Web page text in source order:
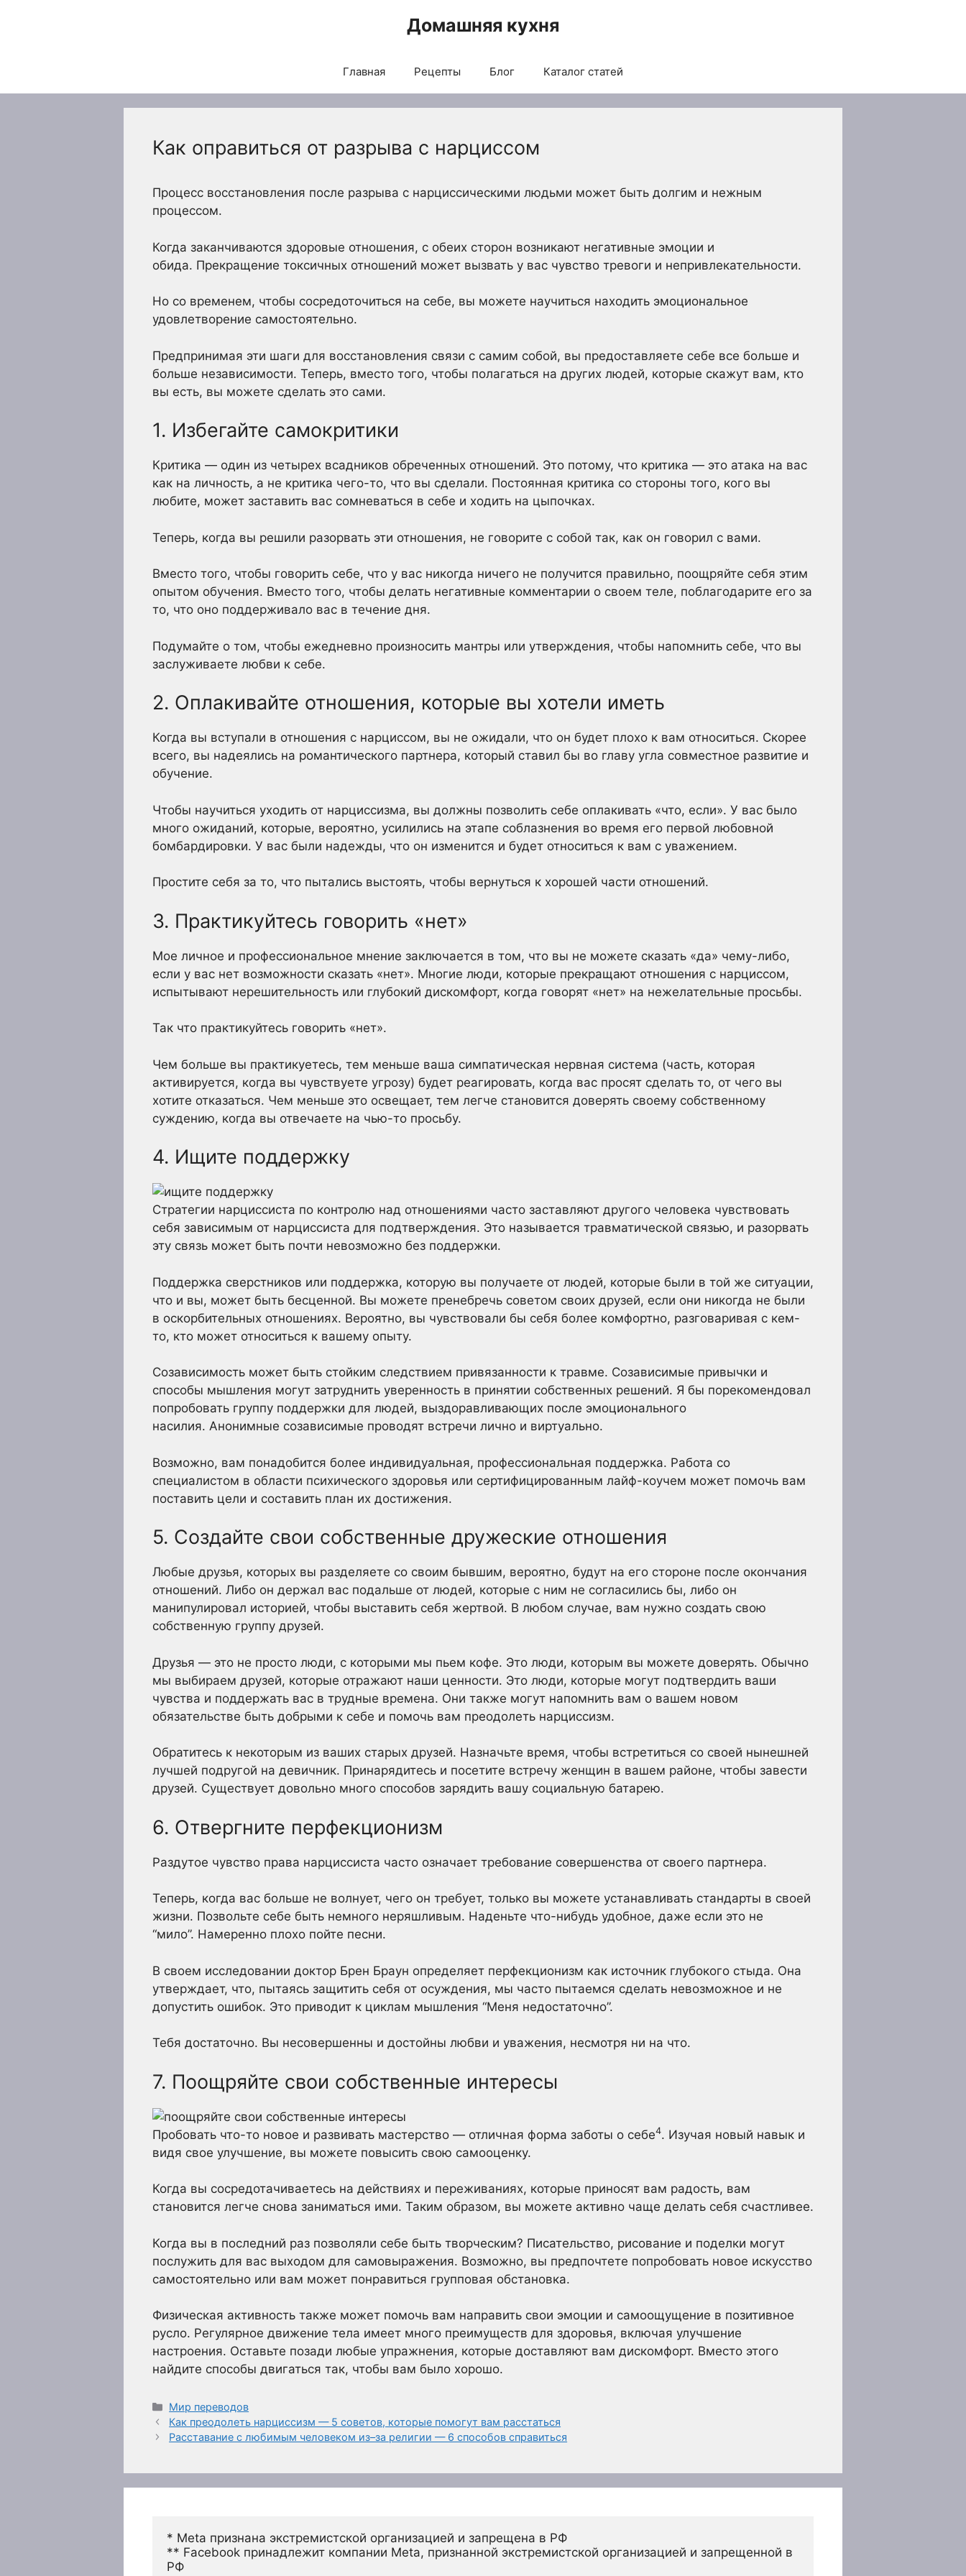
Домашняя кухня
Главная Рецепты Блог Каталог статей
Как оправиться от разрыва с нарциссом
Процесс восстановления после разрыва с нарциссическими людьми может быть долгим и нежным
процессом.
Когда заканчиваются здоровые отношения, с обеих сторон возникают негативные эмоции и
обида. Прекращение токсичных отношений может вызвать у вас чувство тревоги и непривлекательности.
Но со временем, чтобы сосредоточиться на себе, вы можете научиться находить эмоциональное
удовлетворение самостоятельно.
Предпринимая эти шаги для восстановления связи с самим собой, вы предоставляете себе все больше и
больше независимости. Теперь, вместо того, чтобы полагаться на других людей, которые скажут вам, кто
вы есть, вы можете сделать это сами.
1. Избегайте самокритики
Критика — один из четырех всадников обреченных отношений. Это потому, что критика — это атака на вас
как на личность, а не критика чего-то, что вы сделали. Постоянная критика со стороны того, кого вы
любите, может заставить вас сомневаться в себе и ходить на цыпочках.
Теперь, когда вы решили разорвать эти отношения, не говорите с собой так, как он говорил с вами.
Вместо того, чтобы говорить себе, что у вас никогда ничего не получится правильно, поощряйте себя этим
опытом обучения. Вместо того, чтобы делать негативные комментарии о своем теле, поблагодарите его за
то, что оно поддерживало вас в течение дня.
Подумайте о том, чтобы ежедневно произносить мантры или утверждения, чтобы напомнить себе, что вы
заслуживаете любви к себе.
2. Оплакивайте отношения, которые вы хотели иметь
Когда вы вступали в отношения с нарциссом, вы не ожидали, что он будет плохо к вам относиться. Скорее
всего, вы надеялись на романтического партнера, который ставил бы во главу угла совместное развитие и
обучение.
Чтобы научиться уходить от нарциссизма, вы должны позволить себе оплакивать «что, если». У вас было
много ожиданий, которые, вероятно, усилились на этапе соблазнения во время его первой любовной
бомбардировки. У вас были надежды, что он изменится и будет относиться к вам с уважением.
Простите себя за то, что пытались выстоять, чтобы вернуться к хорошей части отношений.
3. Практикуйтесь говорить «нет»
Мое личное и профессиональное мнение заключается в том, что вы не можете сказать «да» чему-либо,
если у вас нет возможности сказать «нет». Многие люди, которые прекращают отношения с нарциссом,
испытывают нерешительность или глубокий дискомфорт, когда говорят «нет» на нежелательные просьбы.
Так что практикуйтесь говорить «нет».
Чем больше вы практикуетесь, тем меньше ваша симпатическая нервная система (часть, которая
активируется, когда вы чувствуете угрозу) будет реагировать, когда вас просят сделать то, от чего вы
хотите отказаться. Чем меньше это освещает, тем легче становится доверять своему собственному
суждению, когда вы отвечаете на чью-то просьбу.
4. Ищите поддержку
Стратегии нарциссиста по контролю над отношениями часто заставляют другого человека чувствовать
себя зависимым от нарциссиста для подтверждения. Это называется травматической связью, и разорвать
эту связь может быть почти невозможно без поддержки.
Поддержка сверстников или поддержка, которую вы получаете от людей, которые были в той же ситуации,
что и вы, может быть бесценной. Вы можете пренебречь советом своих друзей, если они никогда не были
в оскорбительных отношениях. Вероятно, вы чувствовали бы себя более комфортно, разговаривая с кем-
то, кто может относиться к вашему опыту.
Созависимость может быть стойким следствием привязанности к травме. Созависимые привычки и
способы мышления могут затруднить уверенность в принятии собственных решений. Я бы порекомендовал
попробовать группу поддержки для людей, выздоравливающих после эмоционального
насилия. Анонимные созависимые проводят встречи лично и виртуально.
Возможно, вам понадобится более индивидуальная, профессиональная поддержка. Работа со
специалистом в области психического здоровья или сертифицированным лайф-коучем может помочь вам
поставить цели и составить план их достижения.
5. Создайте свои собственные дружеские отношения
Любые друзья, которых вы разделяете со своим бывшим, вероятно, будут на его стороне после окончания
отношений. Либо он держал вас подальше от людей, которые с ним не согласились бы, либо он
манипулировал историей, чтобы выставить себя жертвой. В любом случае, вам нужно создать свою
собственную группу друзей.
Друзья — это не просто люди, с которыми мы пьем кофе. Это люди, которым вы можете доверять. Обычно
мы выбираем друзей, которые отражают наши ценности. Это люди, которые могут подтвердить ваши
чувства и поддержать вас в трудные времена. Они также могут напомнить вам о вашем новом
обязательстве быть добрыми к себе и помочь вам преодолеть нарциссизм.
Обратитесь к некоторым из ваших старых друзей. Назначьте время, чтобы встретиться со своей нынешней
лучшей подругой на девичник. Принарядитесь и посетите встречу женщин в вашем районе, чтобы завести
друзей. Существует довольно много способов зарядить вашу социальную батарею.
6. Отвергните перфекционизм
Раздутое чувство права нарциссиста часто означает требование совершенства от своего партнера.
Теперь, когда вас больше не волнует, чего он требует, только вы можете устанавливать стандарты в своей
жизни. Позвольте себе быть немного неряшливым. Наденьте что-нибудь удобное, даже если это не
“мило”. Намеренно плохо пойте песни.
В своем исследовании доктор Брен Браун определяет перфекционизм как источник глубокого стыда. Она
утверждает, что, пытаясь защитить себя от осуждения, мы часто пытаемся сделать невозможное и не
допустить ошибок. Это приводит к циклам мышления “Меня недостаточно”.
Тебя достаточно. Вы несовершенны и достойны любви и уважения, несмотря ни на что.
7. Поощряйте свои собственные интересы
Пробовать что-то новое и развивать мастерство — отличная форма заботы о себе4. Изучая новый навык и
видя свое улучшение, вы можете повысить свою самооценку.
Когда вы сосредотачиваетесь на действиях и переживаниях, которые приносят вам радость, вам
становится легче снова заниматься ими. Таким образом, вы можете активно чаще делать себя счастливее.
Когда вы в последний раз позволяли себе быть творческим? Писательство, рисование и поделки могут
послужить для вас выходом для самовыражения. Возможно, вы предпочтете попробовать новое искусство
самостоятельно или вам может понравиться групповая обстановка.
Физическая активность также может помочь вам направить свои эмоции и самоощущение в позитивное
русло. Регулярное движение тела имеет много преимуществ для здоровья, включая улучшение
настроения. Оставьте позади любые упражнения, которые доставляют вам дискомфорт. Вместо этого
найдите способы двигаться так, чтобы вам было хорошо.
Рубрики
Мир переводов
Как преодолеть нарциссизм — 5 советов, которые помогут вам расстаться
Расставание с любимым человеком из–за религии — 6 способов справиться
* Meta признана экстремистской организацией и запрещена в РФ
** Facebook принадлежит компании Meta, признанной экстремистской организацией и запрещенной в
РФ